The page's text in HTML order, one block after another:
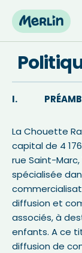
Skip
content
I.
La Chouette
capital de 4
rue Saint-
spécialisée
diffusion et
associés, à
enfants. A ce
diffusion de